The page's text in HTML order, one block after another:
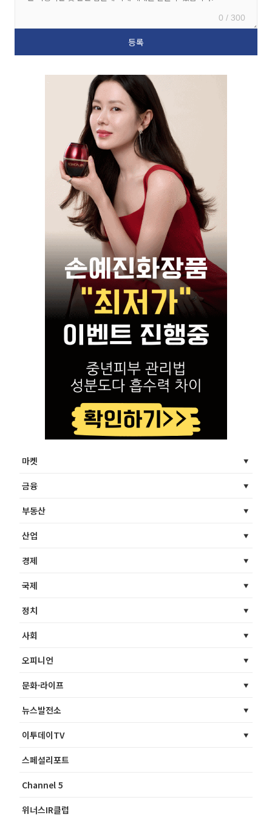
0 / 300
마켓
금융
부동산
산업
경제
국제
정치
사회
오피니언
문화·라이프
뉴스발전소
이투데이TV
스페셜리포트
Channel 5
위너스IR클럽